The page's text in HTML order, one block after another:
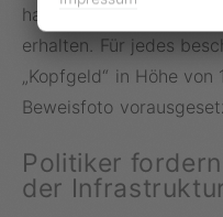
habe er genau
erhalten. Für jedes
„Kopfgeld“ in Höhe
Beweisfoto
Politiker
der